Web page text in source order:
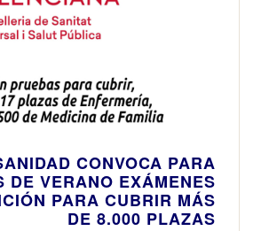
CONVOCA PARA
DE VERANO EXÁMENES
PARA CUBRIR MÁS
DE 8.000 PLAZAS